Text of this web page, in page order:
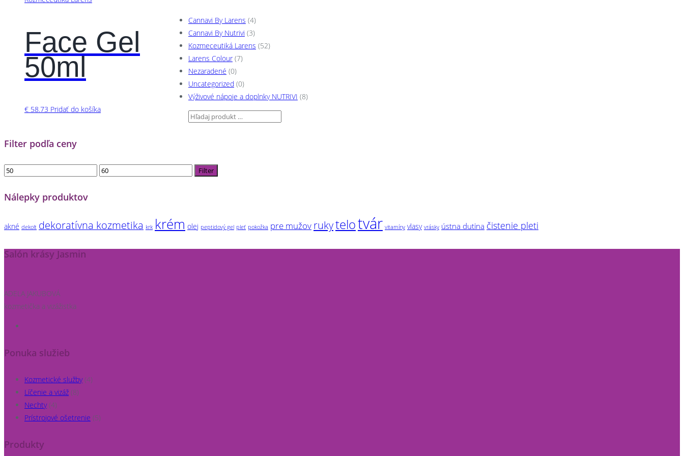
Face Gel
50ml
€ 58.73 Pridať do košíka
Cannavi By Larens (4)
Cannavi By Nutrivi (3)
Kozmeceutiká Larens (52)
Larens Colour (7)
Nezaradené (0)
Uncategorized (0)
Výživové nápoje a doplnky NUTRIVI (8)
Filter podľa ceny
Minimálna
Maximálna
Filter
Nálepky produktov
akné dekolt dekoratívna kozmetika krk krém olej peptidový gel pleť pokožka pre mužov rukytelotvár vitamíny vlasy vrásky ústna dutina čistenie pleti
Salón krásy Jasmin
ADELA JAKUBOVÁ
kozmetička a vizážistka
Ponuka služieb
Kozmetické služby(4)
Líčenie a vizáž (8)
Nechty(4)
Prístrojové ošetrenie (5)
Produkty